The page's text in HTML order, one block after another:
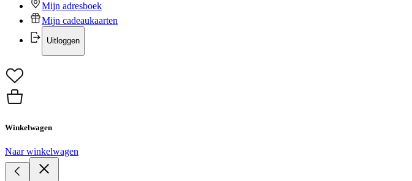
Mijn adresboek
Mijn cadeaukaarten
Uitloggen
Winkelwagen
Naar winkelwagen